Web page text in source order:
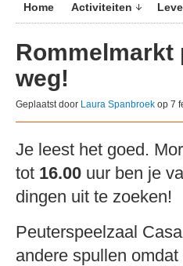
Home Activiteiten
Rommelmarkt
weg!
Geplaatst door Laura Spanbroek op 7
Je leest het goed.
tot 16.00 uur ben je
dingen uit te zoeken!
Peuterspeelzaal
andere spullen